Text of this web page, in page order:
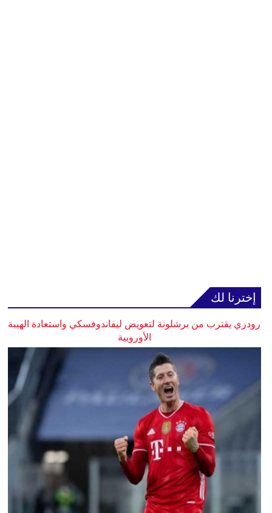
إخترنا لك
رودري يقترب من برشلونة لتعويض ليفاندوفسكي واستعادة الهيبة
الأوروبية